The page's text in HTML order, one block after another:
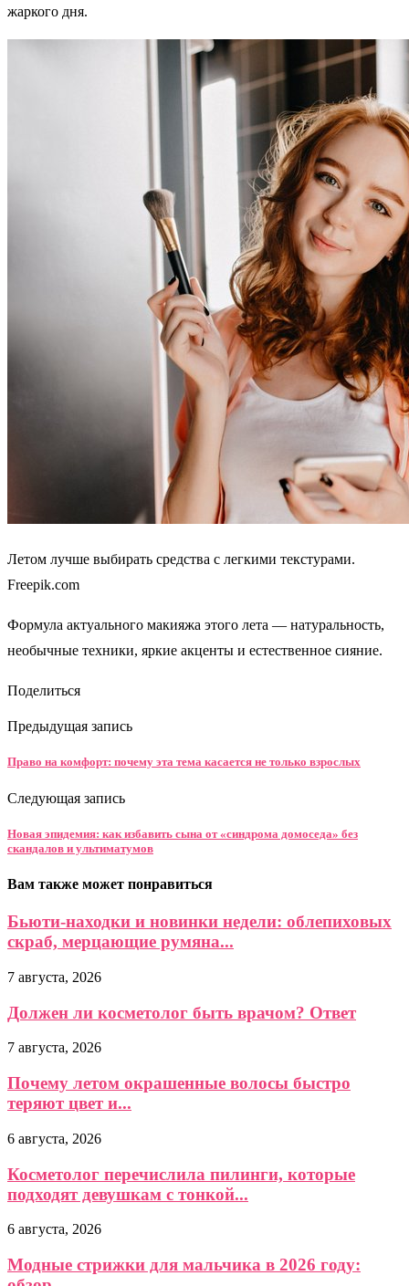
жаркого дня.
Летом лучше выбирать средства с легкими текстурами.
Freepik.com
Формула актуального макияжа этого лета — натуральность,
необычные техники, яркие акценты и естественное сияние.
Поделиться
Предыдущая запись
Право на комфорт: почему эта тема касается не только взрослых
Следующая запись
Новая эпидемия: как избавить сына от «синдрома домоседа» без
скандалов и ультиматумов
Вам также может понравиться
Бьюти-находки и новинки недели: облепиховых
скраб, мерцающие румяна...
7 августа, 2026
Должен ли косметолог быть врачом? Ответ
7 августа, 2026
Почему летом окрашенные волосы быстро
теряют цвет и...
6 августа, 2026
Косметолог перечислила пилинги, которые
подходят девушкам с тонкой...
6 августа, 2026
Модные стрижки для мальчика в 2026 году: